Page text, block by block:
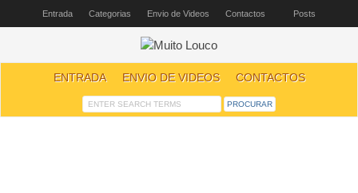
Entrada Categorias Envio de Videos Contactos Posts
ENTRADA ENVIO DE VIDEOS CONTACTOS